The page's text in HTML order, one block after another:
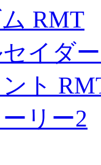
RMT
イダ
ト
リー2